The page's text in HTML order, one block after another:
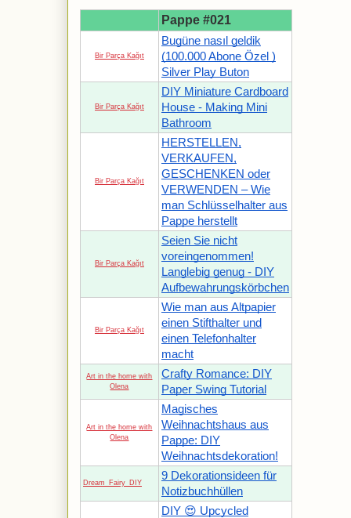
Pappe #021
Bir Parça Kağıt
Bugüne nasıl geldik
(100.000 Abone Özel )
Silver Play Buton
Bir Parça Kağıt
DIY Miniature Cardboard
House - Making Mini
Bathroom
Bir Parça Kağıt
HERSTELLEN,
VERKAUFEN,
GESCHENKEN oder
VERWENDEN – Wie
man Schlüsselhalter aus
Pappe herstellt
Bir Parça Kağıt
Seien Sie nicht
voreingenommen!
Langlebig genug - DIY
Aufbewahrungskörbchen
Bir Parça Kağıt
Wie man aus Altpapier
einen Stifthalter und
einen Telefonhalter
macht
Art in the home with
Olena
Crafty Romance: DIY
Paper Swing Tutorial
Art in the home with
Olena
Magisches
Weihnachtshaus aus
Pappe: DIY
Weihnachtsdekoration!
Dream_Fairy_DIY
9 Dekorationsideen für
Notizbuchhüllen
DIY 😍 Upcycled